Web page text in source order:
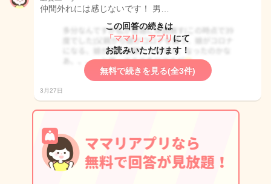
仲間外れには感じないです！ 男…
この回答の続きは
「ママリ」アプリ にて
お読みいただけます！
無料で続きを見る(全3件)
3月27日